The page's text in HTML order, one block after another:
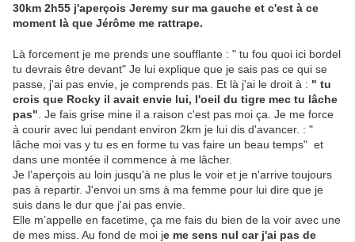
30km 2h55 j'aperçois Jeremy sur ma gauche et c'est à ce
moment là que Jérôme me rattrape.
Là forcement je me prends une soufflante : " tu fou quoi ici bordel
tu devrais être devant" Je lui explique que je sais pas ce qui se
passe, j'ai pas envie, je comprends pas. Et là j'ai le droit à : " tu
crois que Rocky il avait envie lui, l'oeil du tigre mec tu lâche
pas" . Je fais grise mine il a raison c'est pas moi ça. Je me force
à courir avec lui pendant environ 2km je lui dis d'avancer. : "
lâche moi vas y tu es en forme tu vas faire un beau temps" et
dans une montée il commence à me lâcher.
Je l’aperçois au loin jusqu'à ne plus le voir et je n'arrive toujours
pas à repartir. J'envoi un sms à ma femme pour lui dire que je
suis dans le dur que j'ai pas envie.
Elle m’appelle en facetime, ça me fais du bien de la voir avec une
de mes miss. Au fond de moi je me sens nul car j'ai pas de